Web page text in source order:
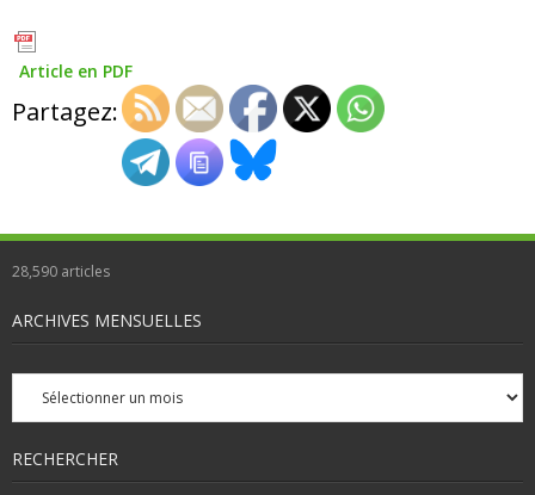
Article en PDF
Partagez:
28,590 articles
ARCHIVES MENSUELLES
Archives
mensuelles
RECHERCHER